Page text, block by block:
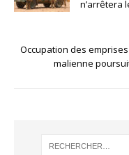
n’arrêtera
Occupation des emprises
malienne